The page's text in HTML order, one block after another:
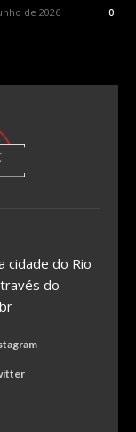
de 2026 0
cidade do Rio
do